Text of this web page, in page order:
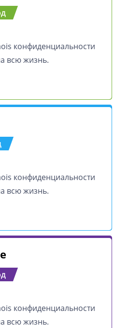
конфиденциальности
всю жизнь.
конфиденциальности
всю жизнь.
конфиденциальности
всю жизнь.